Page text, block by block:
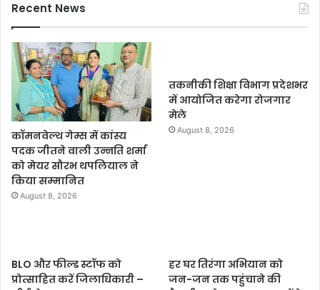
Recent News
कॉमनवेल्थ गेम्स में कांस्य
पदक जीतने वाली उन्नति शर्मा
को मेयर सौरभ थपलियाल ने
किया सम्मानित
August 8, 2026
तकनीकी शिक्षा विभाग प्रदेशभर
में आयोजित करेगा रोजगार
मेले
August 8, 2026
BLO और फील्ड स्टॉफ को
प्रोत्साहित करें जिलाधिकारी –
हर घर तिरंगा अभियान को
जन-जन तक पहुंचाने की